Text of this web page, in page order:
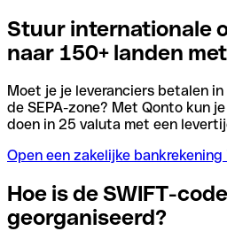
Stuur internationale
naar 150+ landen
Moet je je leveranciers betalen
de SEPA-zone? Met Qonto kun
doen in 25 valuta met een
Open een zakelijke
Hoe is de SWIFT-code
georganiseerd?